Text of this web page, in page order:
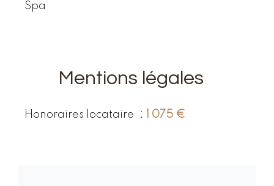
Spa
Mentions légales
Honoraires locataire 1 075 €